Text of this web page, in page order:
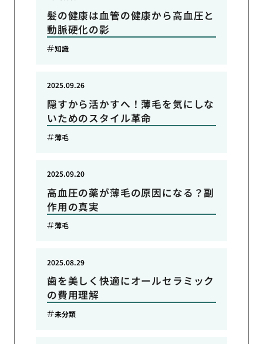
髪の健康は血管の健康から高血圧と
動脈硬化の影
知識
隠すから活かすへ！薄毛を気にしな
いためのスタイル革命
2025.09.26
薄毛
高血圧の薬が薄毛の原因になる？副
作用の真実
2025.09.20
薄毛
歯を美しく快適にオールセラミック
の費用理解
2025.08.29
未分類